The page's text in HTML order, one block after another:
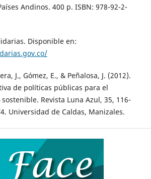
Andinos. 400 p. ISBN: 978-92-2-
Disponible en:
J., Gómez, E., & Peñalosa, J. (2012).
de políticas públicas para el
Revista Luna Azul, 35, 116-
Universidad de Caldas, Manizales.